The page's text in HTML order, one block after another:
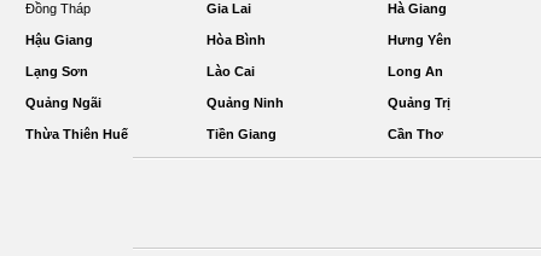
Đồng Tháp Gia Lai Hà Giang
Hậu Giang Hòa Bình Hưng Yên
Lạng Sơn Lào Cai Long An
Quảng Ngãi Quảng Ninh Quảng Trị
Thừa Thiên Huế Tiền Giang Cần Thơ